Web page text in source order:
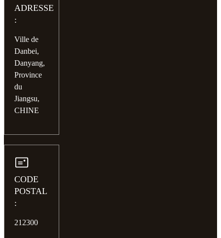
ADRESSE
:
Ville de
Danbei,
Danyang,
Province
du
Jiangsu,
CHINE
CODE
POSTAL
:
212300